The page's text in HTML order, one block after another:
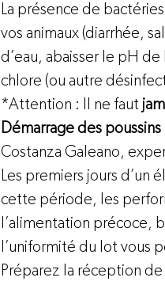
La présence de
vos animaux (diarrhée,
d’eau, abaisser le pH
chlore (ou autre
*Attention : Il ne faut
Démarrage des
Costanza Galeano,
Les premiers jours
cette période, les
l’alimentation précoce,
l’uniformité du lot
Préparez la réception